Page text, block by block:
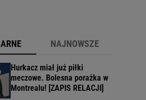
NAJNOWSZE
Hurkacz miał już piłki
meczowe. Bolesna porażka w
Montrealu! [ZAPIS RELACJI]